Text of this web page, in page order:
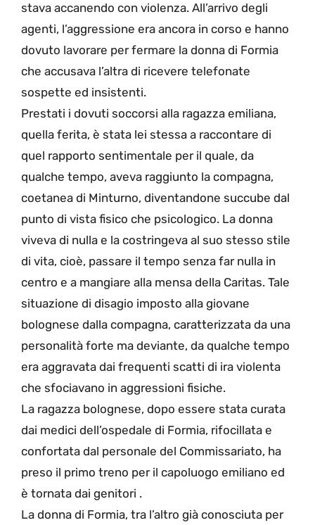
stava accanendo con violenza. All’arrivo degli
agenti, l’aggressione era ancora in corso e hanno
dovuto lavorare per fermare la donna di Formia
che accusava l’altra di ricevere telefonate
sospette ed insistenti.
Prestati i dovuti soccorsi alla ragazza emiliana,
quella ferita, è stata lei stessa a raccontare di
quel rapporto sentimentale per il quale, da
qualche tempo, aveva raggiunto la compagna,
coetanea di Minturno, diventandone succube dal
punto di vista fisico che psicologico. La donna
viveva di nulla e la costringeva al suo stesso stile
di vita, cioè, passare il tempo senza far nulla in
centro e a mangiare alla mensa della Caritas. Tale
situazione di disagio imposto alla giovane
bolognese dalla compagna, caratterizzata da una
personalità forte ma deviante, da qualche tempo
era aggravata dai frequenti scatti di ira violenta
che sfociavano in aggressioni fisiche.
La ragazza bolognese, dopo essere stata curata
dai medici dell’ospedale di Formia, rifocillata e
confortata dal personale del Commissariato, ha
preso il primo treno per il capoluogo emiliano ed
è tornata dai genitori .
La donna di Formia, tra l’altro già conosciuta per